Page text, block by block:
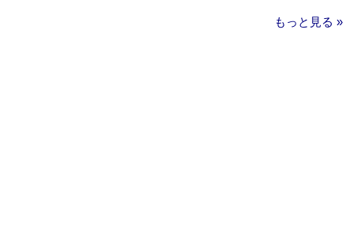
もっと見る »